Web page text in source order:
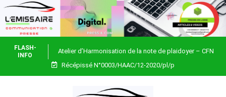
FLASH-
INFO
Atelier d’Harmonisation de la note de plaidoyer – CFN
Togo
Récépissé N°0003/HAAC/12-2020/pl/p